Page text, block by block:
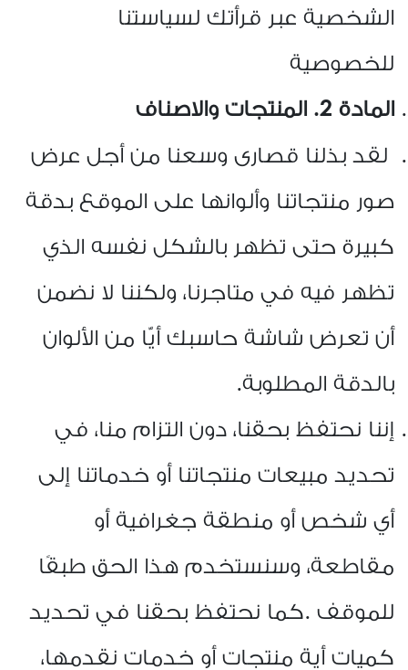
الشخصية عبر قرأتك لسياستنا
للخصوصية
المادة 2. المنتجات والاصناف
لقد بذلنا قصارى وسعنا من أجل عرض
صور منتجاتنا وألوانها على الموقع بدقة
كبيرة حتى تظهر بالشكل نفسه الذي
تظهر فيه في متاجرنا، ولكننا لا نضمن
أن تعرض شاشة حاسبك أيًّا من الألوان
بالدقة المطلوبة.
إننا نحتفظ بحقنا، دون التزام منا، في
تحديد مبيعات منتجاتنا أو خدماتنا إلى
أي شخص أو منطقة جغرافية أو
مقاطعة، وسنستخدم هذا الحق طبقًا
للموقف .كما نحتفظ بحقنا في تحديد
كميات أية منتجات أو خدمات نقدمها،